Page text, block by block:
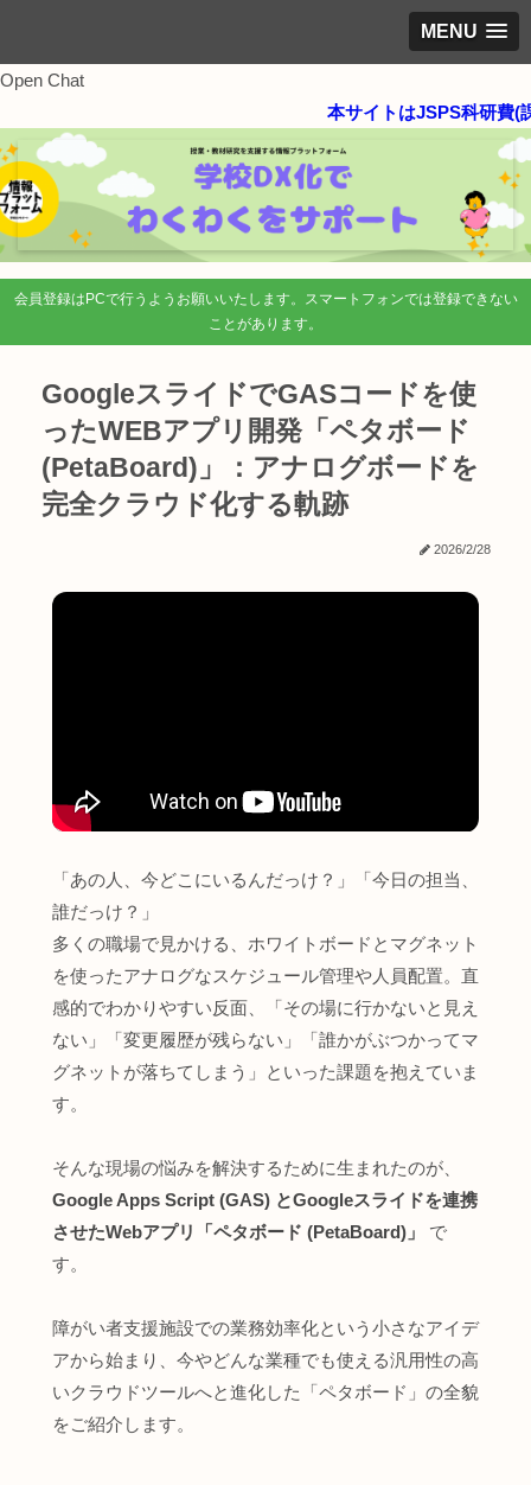
MENU
Open Chat
本サイトはJSPS科研費(課題
会員登録はPCで行うようお願いいたします。スマートフォンでは登録できない
ことがあります。
GoogleスライドでGASコードを使
ったWEBアプリ開発「ペタボード
(PetaBoard)」：アナログボードを
完全クラウド化する軌跡
2026/2/28
「あの人、今どこにいるんだっけ？」「今日の担当、
誰だっけ？」
多くの職場で見かける、ホワイトボードとマグネット
を使ったアナログなスケジュール管理や人員配置。直
感的でわかりやすい反面、「その場に行かないと見え
ない」「変更履歴が残らない」「誰かがぶつかってマ
グネットが落ちてしまう」といった課題を抱えていま
す。
そんな現場の悩みを解決するために生まれたのが、
Google Apps Script (GAS) とGoogleスライドを連携
させたWebアプリ「ペタボード (PetaBoard)」
で
す。
障がい者支援施設での業務効率化という小さなアイデ
アから始まり、今やどんな業種でも使える汎用性の高
いクラウドツールへと進化した「ペタボード」の全貌
をご紹介します。